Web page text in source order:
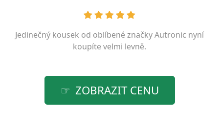
Jedinečný kousek od oblíbené značkyAutronic nyní
koupíte velmi levně.
ZOBRAZIT CENU